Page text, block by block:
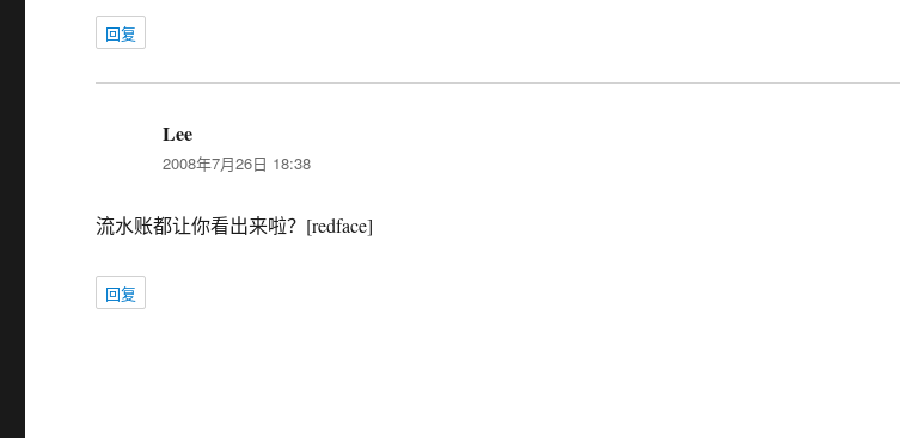
回复
Lee
道：
2008年7月26日 18:38
流水账都让你看出来啦？[redface]
回复